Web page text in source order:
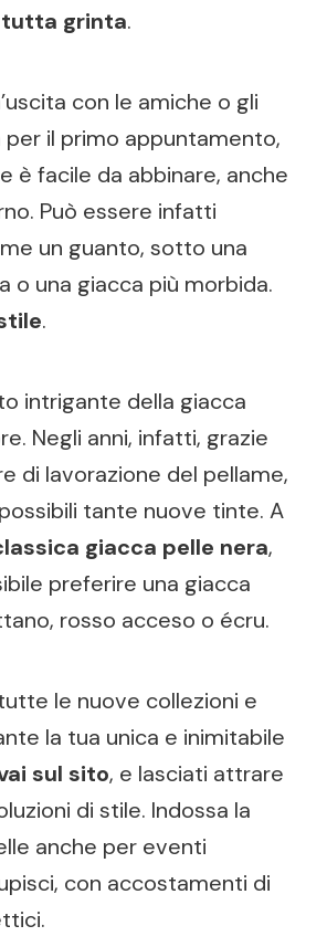
tutta grinta.
con le amiche o gli
il primo appuntamento,
è facile da abbinare, anche
Può essere infatti
un guanto, sotto una
o una giacca più morbida.
.
intrigante della giacca
Negli anni, infatti, grazie
di lavorazione del pellame,
tante nuove tinte. A
giacca pelle nera,
preferire una giacca
rosso acceso o écru.
le nuove collezioni e
la tua unica e inimitabile
sul sito, e lasciati attrare
di stile. Indossa la
anche per eventi
con accostamenti di